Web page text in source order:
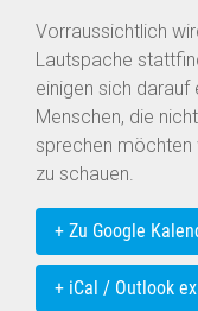
Vorraussichtlich
Lautspache
einigen sich darauf
Menschen, die
sprechen möchten
zu schauen.
+ Zu Google
+ iCal / Outlook